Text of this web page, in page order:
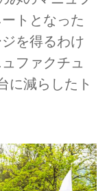
トとなった
を得るわけ
ファクチュ
に減らしたト